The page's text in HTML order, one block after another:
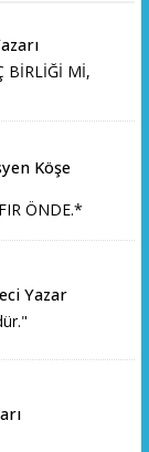
BİRLİĞİ Mİ,
Köşe
ÖNDE.*
Yazar